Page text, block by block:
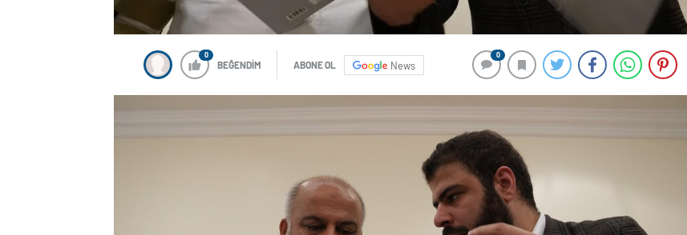
0
BEĞENDİM ABONE OL News
0